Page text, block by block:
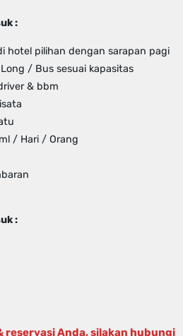
:
hotel pilihan dengan sarapan pagi
/ Bus sesuai kapasitas
& bbm
/ Hari / Orang
:
reservasi Anda, silakan hubungi